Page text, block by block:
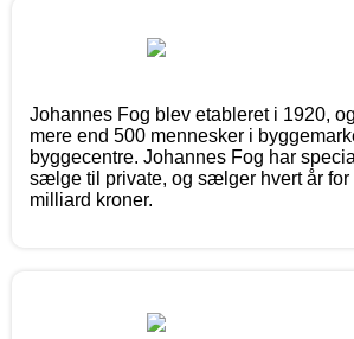
Johannes Fog blev etableret i 1920,
mere end 500 mennesker i
byggecentre. Johannes Fog har
sælge til private, og sælger hvert år
milliard kroner.